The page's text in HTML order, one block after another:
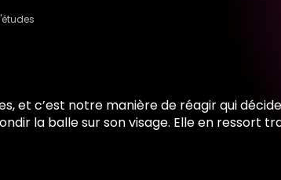
et c’est notre manière de réagir qui
la balle sur son visage. Elle en ressort